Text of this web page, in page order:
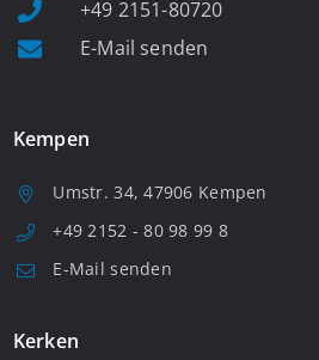
+49 2151-80720
E-Mail senden
Kempen
Umstr. 34, 47906 Kempen
+49 2152 - 80 98 99 8
E-Mail senden
Kerken